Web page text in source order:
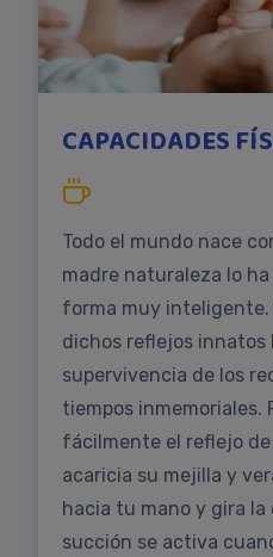
CAPACIDADES
Todo el mundo nace
madre naturaleza lo
forma muy inteligente.
dichos reflejos innatos
supervivencia de los
tiempos inmemoriales.
fácilmente el reflejo
acaricia su mejilla y
hacia tu mano y gira la
succión se activa